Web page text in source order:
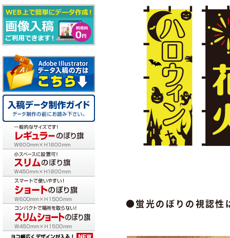
●蛍光のぼりの視認性